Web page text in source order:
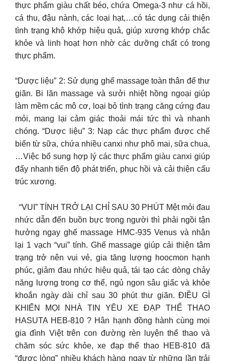
thực phẩm giàu chất béo, chứa Omega-3 như cá hồi,
cá thu, đậu nành, các loại hạt,…có tác dụng cải thiện
tình trạng khô khớp hiệu quả, giúp xương khớp chắc
khỏe và linh hoạt hơn nhờ các dưỡng chất có trong
thực phẩm.
“Dược liệu” 2: Sử dụng ghế massage toàn thân để thư
giãn. Bi lăn massage và sưởi nhiệt hồng ngoại giúp
làm mềm các mô cơ, loại bỏ tình trạng căng cứng đau
mỏi, mang lại cảm giác thoải mái tức thì và nhanh
chóng. “Dược liệu” 3: Nạp các thực phẩm được chế
biến từ sữa, chứa nhiều canxi như phô mai, sữa chua,
…Việc bổ sung hợp lý các thực phẩm giàu canxi giúp
đẩy nhanh tiến độ phát triển, phục hồi và cải thiện cấu
trúc xương.
“VUI” TÍNH TRỞ LẠI CHỈ SAU 30 PHÚT Mệt mỏi đau
nhức dẫn đến buồn bực trong người thì phải ngồi tận
hưởng ngay ghế massage HMC-935 Venus và nhận
lại 1 vạch “vui” tính. Ghế massage giúp cải thiện tâm
trạng trở nên vui vẻ, gia tăng lượng hoocmon hạnh
phúc, giảm đau nhức hiệu quả, tái tạo các dòng chảy
năng lượng trong cơ thể, ngủ ngon sâu giấc và khỏe
khoắn ngày dài chỉ sau 30 phút thư giãn. ĐIỀU GÌ
KHIẾN MỌI NHÀ TIN YÊU XE ĐẠP THỂ THAO
HASUTA HEB-810 ? Hân hạnh đồng hành cùng mọi
gia đình Việt trên con đường rèn luyện thể thao và
chăm sóc sức khỏe, xe đạp thể thao HEB-810 đã
“được lòng” nhiều khách hàng ngay từ những lần trải